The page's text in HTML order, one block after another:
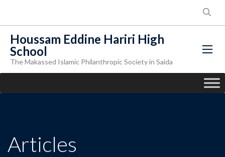
Houssam Eddine Hariri High
School
The Makassed Islamic Philanthropic Society in Saida
Articles